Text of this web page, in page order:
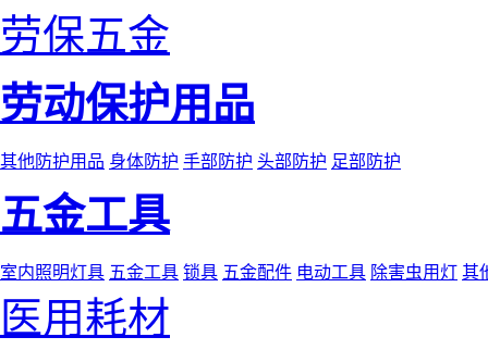
劳保五金
劳动保护用品
其他防护用品 身体防护 手部防护 头部防护 足部防护
五金工具
室内照明灯具 五金工具 锁具 五金配件 电动工具 除害虫用灯 其
医用耗材